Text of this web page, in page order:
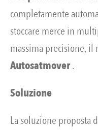
completamente
stoccare merce in
massima precisione, il
Autosatmover.
Soluzione
La soluzione proposta